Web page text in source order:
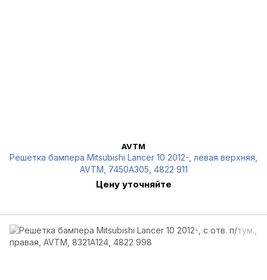
AVTM
Решетка бампера Mitsubishi Lancer 10 2012-, левая верхняя,
AVTM, 7450A305, 4822 911
Цену уточняйте